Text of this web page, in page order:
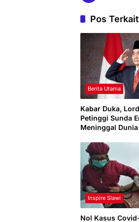
Pos Terkait
Berita Utama
Kabar Duka,
Petinggi Sunda
Meninggal Dunia
Inspire Slawi
Nol Kasus